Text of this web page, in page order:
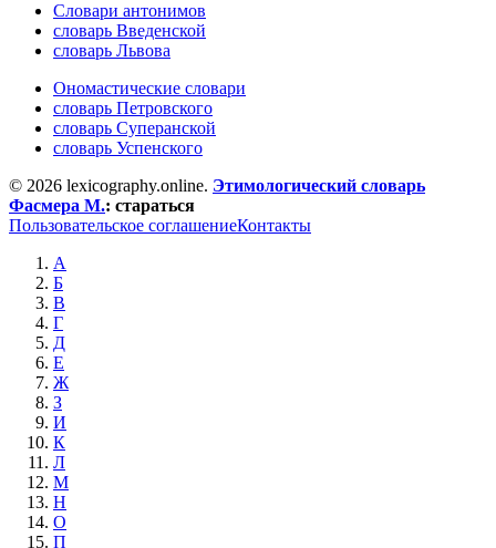
Словари антонимов
словарь Введенской
словарь Львова
Ономастические словари
словарь Петровского
словарь Суперанской
словарь Успенского
© 2026 lexicography.online. Этимологический словарь
Фасмера М.: стараться
Пользовательское соглашениеКонтакты
А
Б
В
Г
Д
Е
Ж
З
И
К
Л
М
Н
О
П